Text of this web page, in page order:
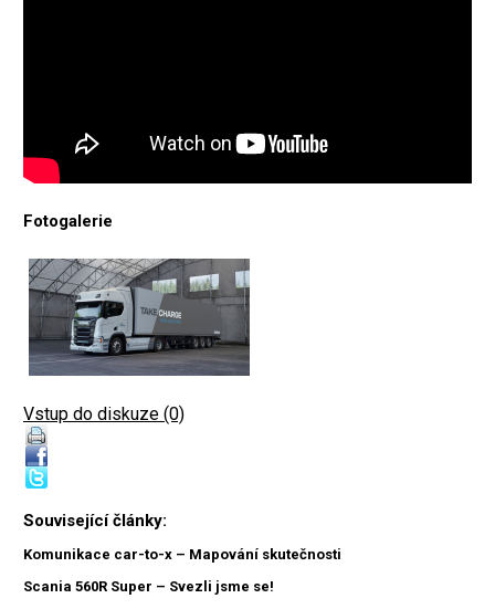
Fotogalerie
Vstup do diskuze (0)
Související články:
Komunikace car-to-x – Mapování skutečnosti
Scania 560R Super – Svezli jsme se!